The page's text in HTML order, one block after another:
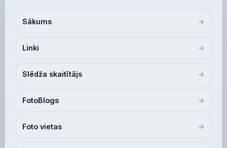
Sākums
Linki
Slēdža skaitītājs
FotoBlogs
Foto vietas